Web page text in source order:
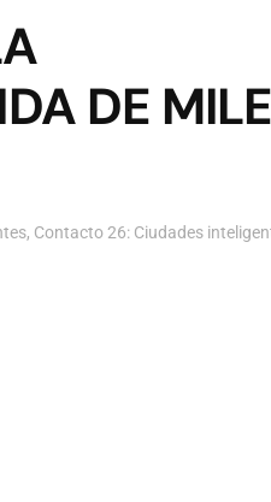
DE
, Contacto 26: Ciudades